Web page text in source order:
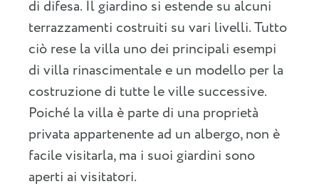
di difesa. Il giardino si estende su alcuni
terrazzamenti costruiti su vari livelli. Tutto
ciò rese la villa uno dei principali esempi
di villa rinascimentale e un modello per la
costruzione di tutte le ville successive.
Poiché la villa è parte di una proprietà
privata appartenente ad un albergo, non è
facile visitarla, ma i suoi giardini sono
aperti ai visitatori.